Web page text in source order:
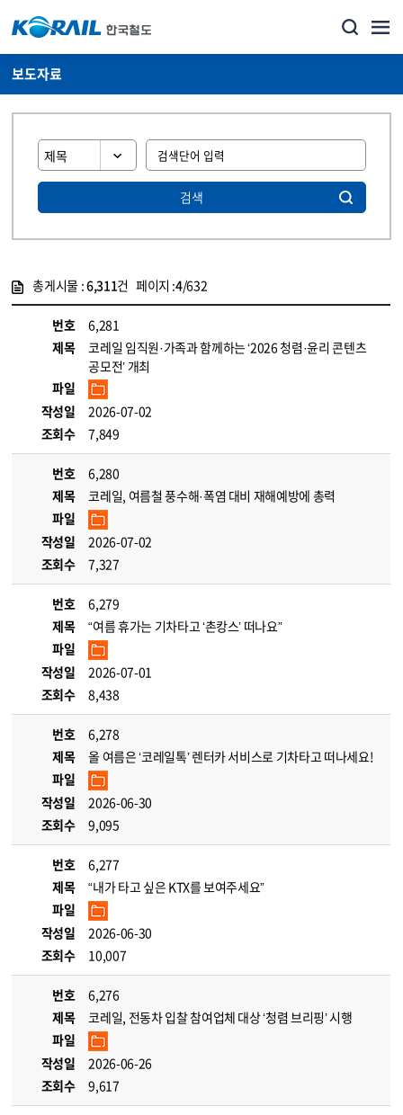
보도자료
검색
총게시물 :6,311건 페이지 :4/632
번호
6,281
제목
코레일 임직원·가족과 함께하는 ‘2026 청렴·윤리 콘텐츠
공모전’ 개최
파일
작성일
2026-07-02
조회수
7,849
번호
6,280
제목
코레일, 여름철 풍수해·폭염 대비 재해예방에 총력
파일
작성일
2026-07-02
조회수
7,327
번호
6,279
제목
“여름 휴가는 기차타고 ‘촌캉스’ 떠나요”
파일
작성일
2026-07-01
조회수
8,438
번호
6,278
제목
올 여름은 ‘코레일톡’ 렌터카 서비스로 기차타고 떠나세요!
파일
작성일
2026-06-30
조회수
9,095
번호
6,277
제목
“내가 타고 싶은 KTX를 보여주세요”
파일
작성일
2026-06-30
조회수
10,007
번호
6,276
제목
코레일, 전동차 입찰 참여업체 대상 ‘청렴 브리핑’ 시행
파일
작성일
2026-06-26
조회수
9,617